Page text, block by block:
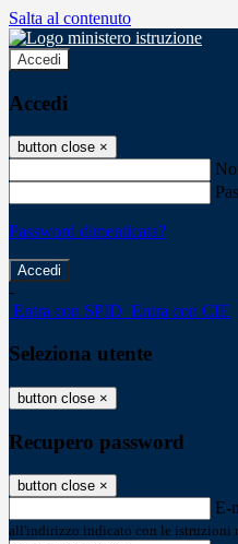
Salta al contenuto
Accedi
Accedi
button close ×
Password dimenticata?
-
Entra con SPID Entra con CIE
Seleziona utente
button close ×
Recupero password
button close ×
E-
all'indirizzo indicato con le istruzioni